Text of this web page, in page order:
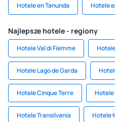
Hotele en Tanunda Hotele
Najlepsze hotele - regiony
Hotele Val di Fiemme
Hotele Lago de Garda
Hotele Cinque Terre Hotele
Hotele Transilvania Hotele